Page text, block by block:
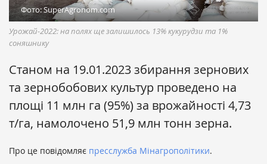
Фото: SuperAgronom.com
Урожай-2022: на полях ще залишилось 13% кукурудзи та 1%
соняшнику
Станом на 19.01.2023 збирання зернових
та зернобобових культур проведено на
площі 11 млн га (95%) за врожайності 4,73
т/га, намолочено 51,9 млн тонн зерна.
Про це повідомляє пресслужба Мінагрополітики.